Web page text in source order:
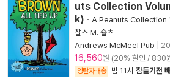
uts Collection
k) - A Peanuts Collection
찰스 M. 슐츠
Andrews McMeel Pub
16,560원 (20% 할인 / 830
양탄자배송 밤 11시 잠들기전